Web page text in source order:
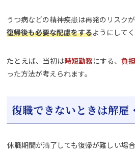
うつ病などの精神疾患は再発のリスクが
復帰後も必要な配慮をするようにしてく
たとえば、当初は時短勤務にする、負
った方法が考えられます。
復職できないときは解雇
休職期間が満了しても復帰が難しい場